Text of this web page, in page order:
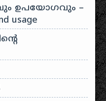
ഉപയോഗവും –
usage